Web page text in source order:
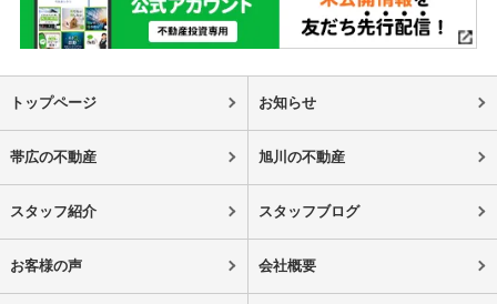
トップページ お知らせ
帯広の不動産 旭川の不動産
スタッフ紹介 スタッフブログ
お客様の声 会社概要